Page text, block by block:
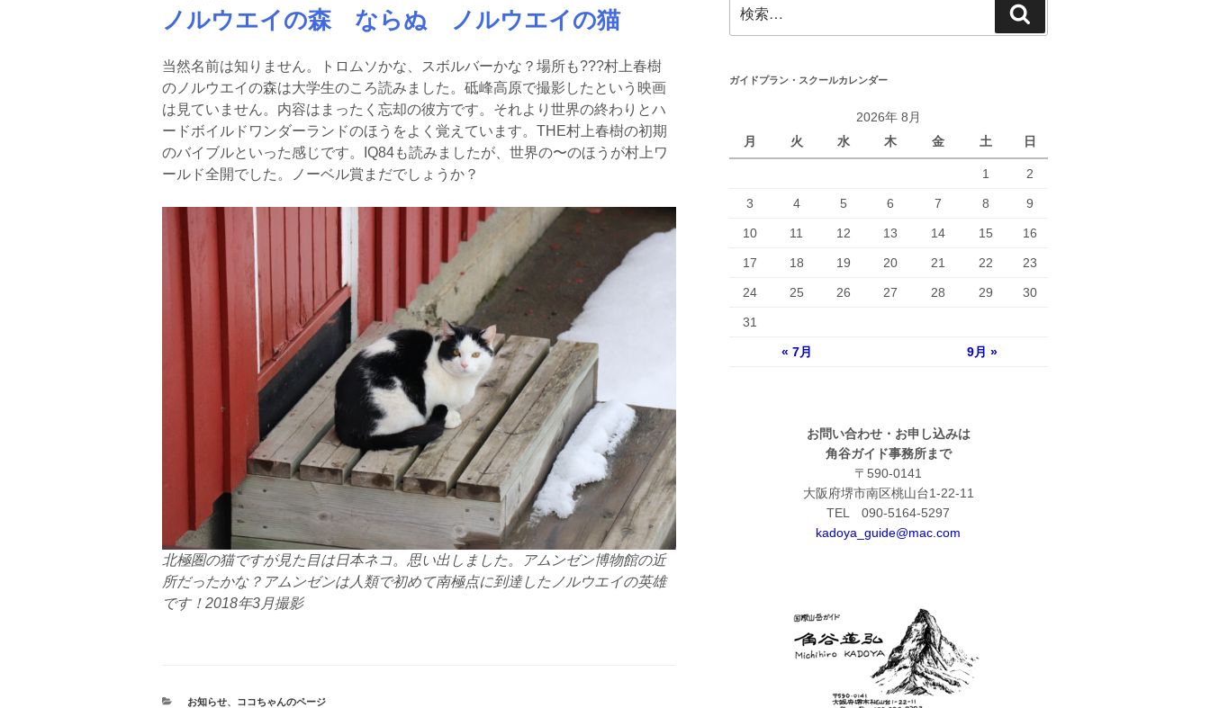
日:
ノルウエイの森 ならぬ ノルウエイの猫
当然名前は知りません。トロムソかな、スボルバーかな？場所も???村上春樹
のノルウエイの森は大学生のころ読みました。砥峰高原で撮影したという映画
は見ていません。内容はまったく忘却の彼方です。それより世界の終わりとハ
ードボイルドワンダーランドのほうをよく覚えています。THE村上春樹の初期
のバイブルといった感じです。IQ84も読みましたが、世界の〜のほうが村上ワ
ールド全開でした。ノーベル賞まだでしょうか？
北極圏の猫ですが見た目は日本ネコ。思い出しました。アムンゼン博物館の近
所だったかな？アムンゼンは人類で初めて南極点に到達したノルウエイの英雄
です！2018年3月撮影
カ
お知らせ、 ココちゃんのページ
索:
索
ガイドプラン・スクールカレンダー
2026年 8月
月
火 水 木 金 土 日
1 2
3 4 5 6 7 8 9
10 11 12 13 14 15 16
17 18 19 20 21 22 23
24 25 26 27 28 29 30
31
« 7月 9月 »
お問い合わせ・お申し込みは
角谷ガイド事務所まで
〒590-0141
大阪府堺市南区桃山台1-22-11
TEL 090-5164-5297
kadoya_guide@mac.com